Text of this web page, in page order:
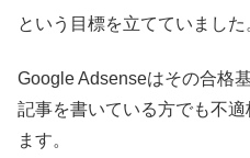
という目標を立てていました
Google Adsenseはその合格
記事を書いている方でも不
ます。